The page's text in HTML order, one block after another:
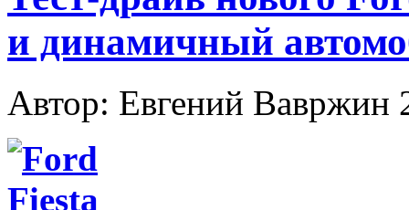
и динамичный
Автор: Евгений Вавржин